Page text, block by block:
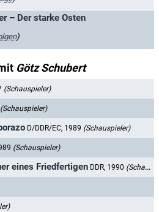
– Der starke Osten
)
Götz Schubert
(Schauspieler)
(Schauspieler)
D/DDR/EC, 1989 (Schauspieler)
(Schauspieler)
eines Friedfertigen DDR, 1990 (Schauspieler)